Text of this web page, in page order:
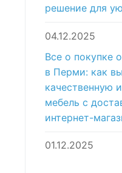
решение для
04.12.2025
Все о покупке
в Перми: как
качественную
мебель с
интернет-
01.12.2025